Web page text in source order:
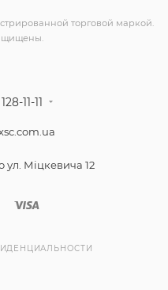
торговой маркой.
11-11
ул. Міцкевича 12